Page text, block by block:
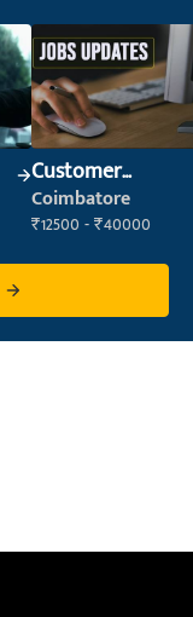
Customer
Support Officer
Coimbatore
₹12500 - ₹40000